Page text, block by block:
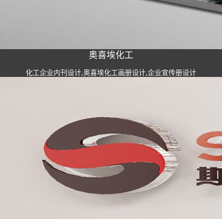
奥喜埃化工
化工企业内刊设计,奥喜埃化工画册设计,企业宣传册设计